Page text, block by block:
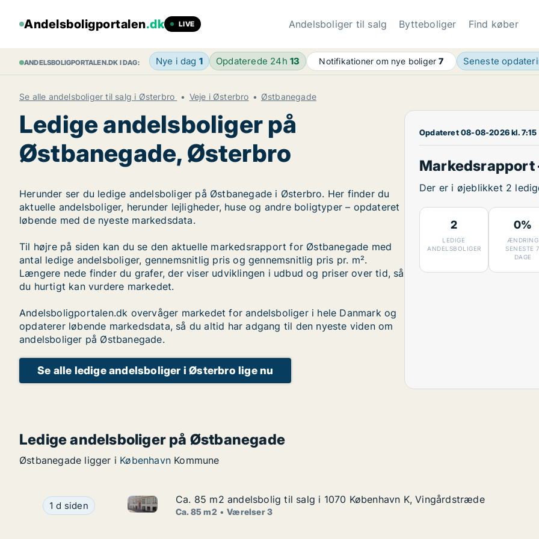
Andelsboligportalen.dk LIVE Andelsboliger til salg Bytteboliger Find køber
ANDELSBOLIGPORTALEN.DK I DAG: Nye i dag 1 Opdaterede 24h13 Notifikationer om nye boliger7 Seneste
Se alle andelsboliger til salg i Østerbro Veje i Østerbro Østbanegade
Ledige andelsboliger på
Østbanegade, Østerbro
Herunder ser du ledige andelsboliger på Østbanegade i Østerbro. Her finder du
aktuelle andelsboliger, herunder lejligheder, huse og andre boligtyper – opdateret
løbende med de nyeste markedsdata.
Til højre på siden kan du se den aktuelle markedsrapport for Østbanegade med
antal ledige andelsboliger, gennemsnitlig pris og gennemsnitlig pris pr. m².
Længere nede finder du grafer, der viser udviklingen i udbud og priser over tid, så
du hurtigt kan vurdere markedet.
Andelsboligportalen.dk overvåger markedet for andelsboliger i hele Danmark og
opdaterer løbende markedsdata, så du altid har adgang til den nyeste viden om
andelsboliger på Østbanegade.
Se alle ledige andelsboliger i Østerbro lige nu
Opdateret 08-08-2026 kl. 7:15
Markedsrapport
Der er i øjeblikket 2
2
LEDIGE
ANDELSBOLIGER
0%
ÆNDRING
SENESTE 7
DAGE
Ledige andelsboliger på Østbanegade
Østbanegade ligger i København Kommune
Ca. 85 m2 andelsbolig til salg i 1070 København K, Vingårdstræde
1 d siden Ca. 85 m2 andelsbolig til salg i 1070 København K, Vingårdstræde
Ca. 85 m2 andelsbolig til salg i 1070 København K, Vingårdstræde
Ca. 85 m2 andelsbolig til salg i 1070 København K, Vingårdstræde
Ca. 85 m2 Værelser 3